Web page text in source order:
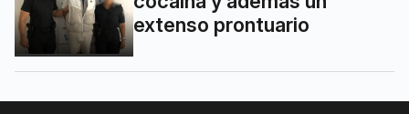
extenso prontuario